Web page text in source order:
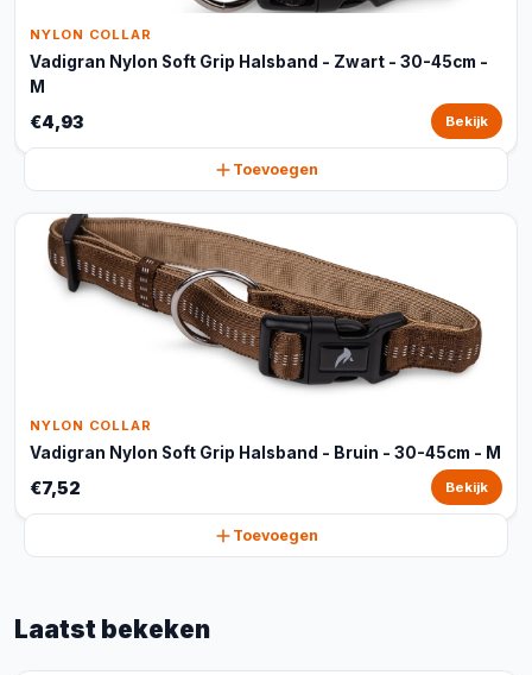
NYLON COLLAR
Vadigran Nylon Soft Grip Halsband - Zwart - 30-45cm -
M
€4,93 Bekijk
Toevoegen
NYLON COLLAR
Vadigran Nylon Soft Grip Halsband - Bruin - 30-45cm - M
€7,52 Bekijk
Toevoegen
Laatst bekeken